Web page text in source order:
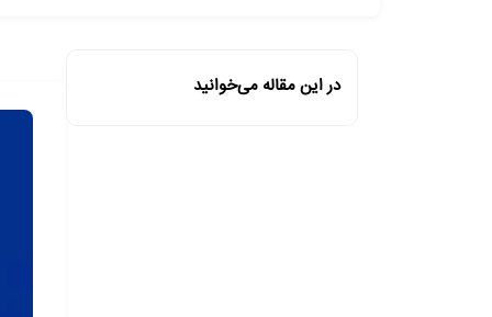
در این مقاله می‌خوانید